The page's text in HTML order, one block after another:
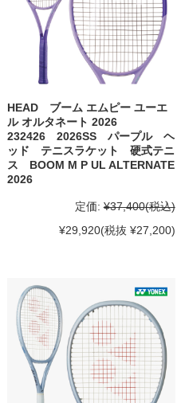
HEAD ブーム エムピー ユーエ
ル オルタネート 2026
232426 2026SS パープル ヘ
ッド テニスラケット 硬式テニ
ス BOOM M P UL ALTERNATE
2026
定価: ¥37,400(税込)
¥29,920(税抜 ¥27,200)